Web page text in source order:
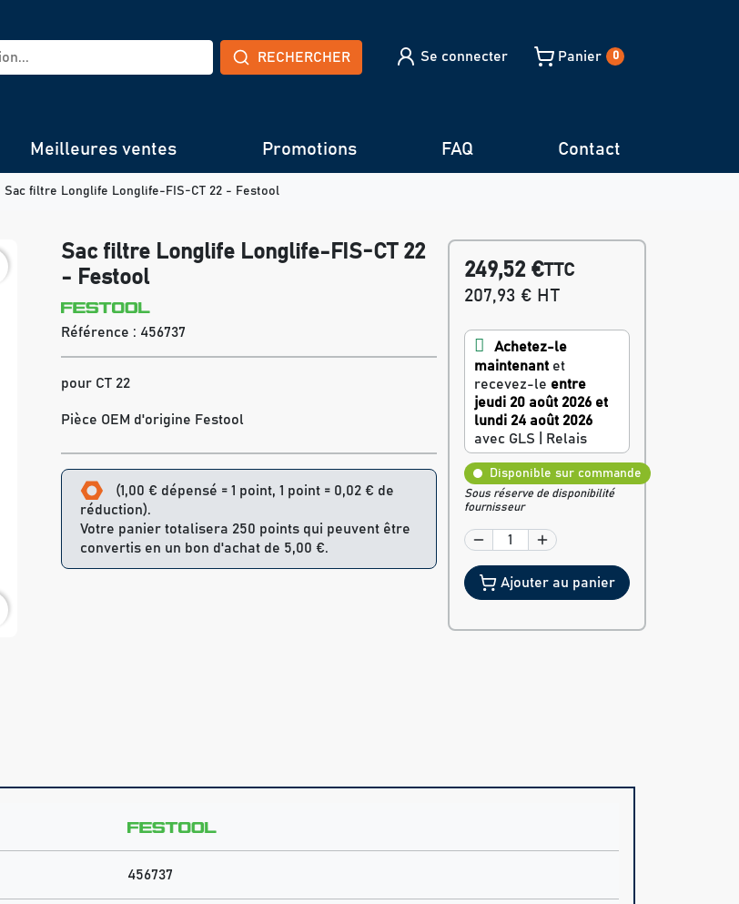
RECHERCHER Se connecter Panier 0
Meilleures ventes Promotions FAQ Contact
Sac filtre Longlife Longlife-FIS-CT 22 - Festool
Sac filtre Longlife Longlife-FIS-CT 22
- Festool
Référence : 456737
pour CT 22
Pièce OEM d'origine Festool
(1,00 € dépensé = 1 point, 1 point = 0,02 € de
réduction).
Votre panier totalisera 250 points qui peuvent être
convertis en un bon d'achat de 5,00 €.
249,52 €TTC
207,93 € HT
Achetez-le
maintenantet
recevez-le entre
jeudi 20 août 2026 et
lundi 24 août 2026
avec GLS | Relais
Disponible sur commande
Sous réserve de disponibilité
fournisseur
Ajouter au panier
456737